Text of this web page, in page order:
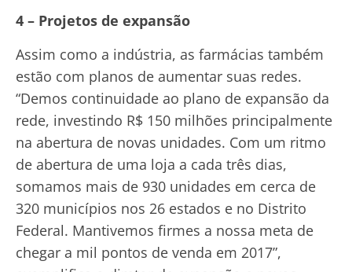
4 – Projetos de expansão
Assim como a indústria, as farmácias também
estão com planos de aumentar suas redes.
“Demos continuidade ao plano de expansão da
rede, investindo R$ 150 milhões principalmente
na abertura de novas unidades. Com um ritmo
de abertura de uma loja a cada três dias,
somamos mais de 930 unidades em cerca de
320 municípios nos 26 estados e no Distrito
Federal. Mantivemos firmes a nossa meta de
chegar a mil pontos de venda em 2017”,